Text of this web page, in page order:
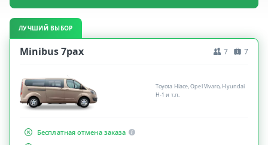
ЛУЧШИЙ ВЫБОР
Minibus 7pax 7 7
Toyota Hiace, Opel Vivaro, Hyundai
H-1 и т.п.
Бесплатная отмена заказа